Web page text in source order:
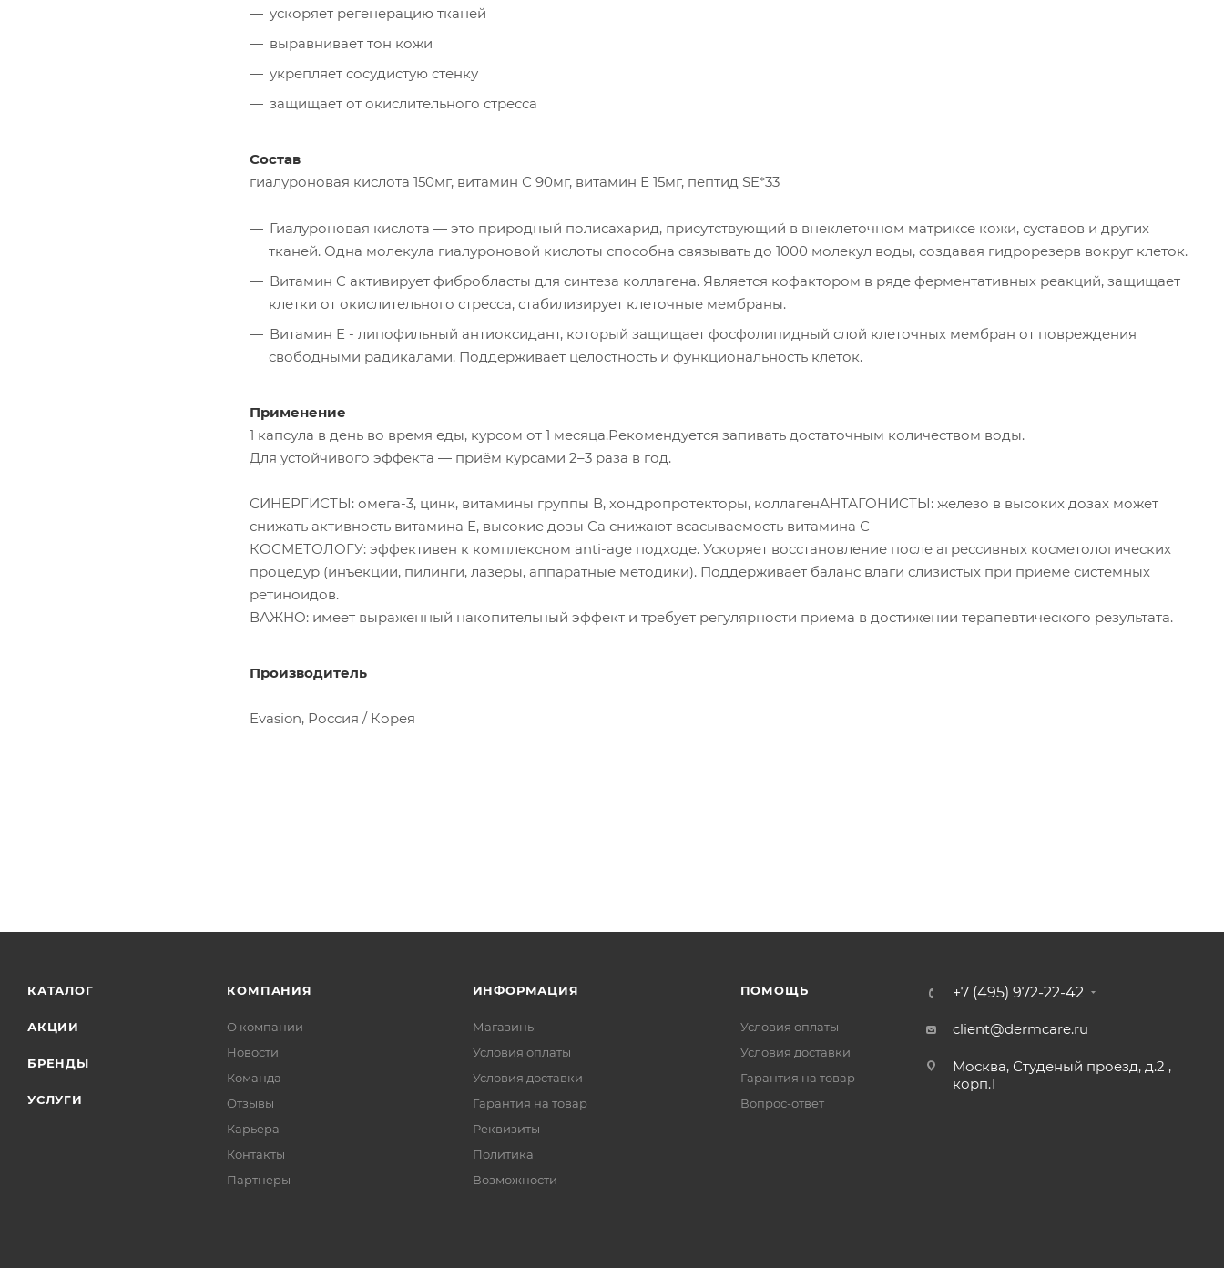
ускоряет регенерацию тканей
выравнивает тон кожи
укрепляет сосудистую стенку
защищает от окислительного стресса
Состав
гиалуроновая кислота 150мг, витамин С 90мг, витамин Е 15мг, пептид SE*33
Гиалуроновая кислота — это природный полисахарид, присутствующий в внеклеточном матриксе кожи, суставов и других
тканей. Одна молекула гиалуроновой кислоты способна связывать до 1000 молекул воды, создавая гидрорезерв вокруг клеток.
Витамин C активирует фибробласты для синтеза коллагена. Является кофактором в ряде ферментативных реакций, защищает
клетки от окислительного стресса, стабилизирует клеточные мембраны.
Витамин E - липофильный антиоксидант, который защищает фосфолипидный слой клеточных мембран от повреждения
свободными радикалами. Поддерживает целостность и функциональность клеток.
Применение
1 капсула в день во время еды, курсом от 1 месяца.Рекомендуется запивать достаточным количеством воды.
Для устойчивого эффекта — приём курсами 2–3 раза в год.
СИНЕРГИСТЫ: омега-3, цинк, витамины группы В, хондропротекторы, коллагенАНТАГОНИСТЫ: железо в высоких дозах может
снижать активность витамина Е, высокие дозы Са снижают всасываемость витамина С
КОСМЕТОЛОГУ: эффективен к комплексном anti-age подходе. Ускоряет восстановление после агрессивных косметологических
процедур (инъекции, пилинги, лазеры, аппаратные методики). Поддерживает баланс влаги слизистых при приеме системных
ретиноидов.
ВАЖНО: имеет выраженный накопительный эффект и требует регулярности приема в достижении терапевтического результата.
Производитель
Evasion, Россия / Корея
КАТАЛОГ
АКЦИИ
БРЕНДЫ
УСЛУГИ
КОМПАНИЯ
О компании
Новости
Команда
Отзывы
Карьера
Контакты
Партнеры
ИНФОРМАЦИЯ
Магазины
Условия оплаты
Условия доставки
Гарантия на товар
Реквизиты
Политика
Возможности
ПОМОЩЬ
Условия оплаты
Условия доставки
Гарантия на товар
Вопрос-ответ
+7 (495) 972-22-42
client@dermcare.ru
Москва, Студеный проезд, д.2 ,
корп.1